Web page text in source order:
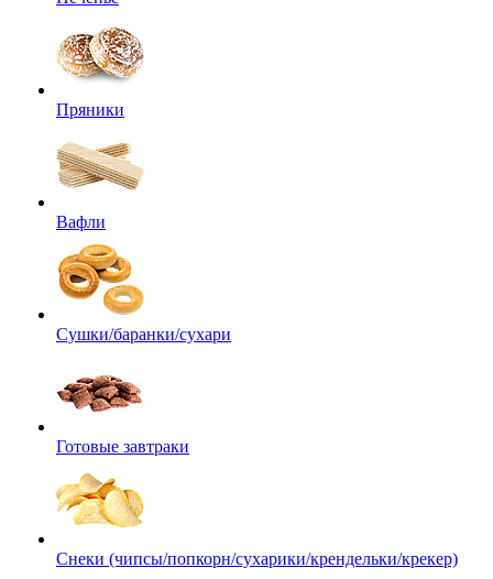
Пряники
Вафли
Сушки/баранки/сухари
Готовые завтраки
Снеки (чипсы/попкорн/сухарики/крендельки/крекер)